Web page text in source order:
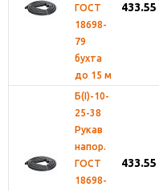
ГОСТ
18698-
79
бухта
до 15 м
433.55
Б(I)-10-
25-38
Рукав
напор.
ГОСТ
18698-
433.55